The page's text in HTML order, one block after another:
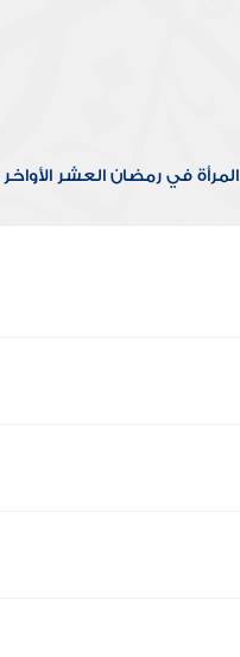
المرأة في رمضان العشر الأواخر